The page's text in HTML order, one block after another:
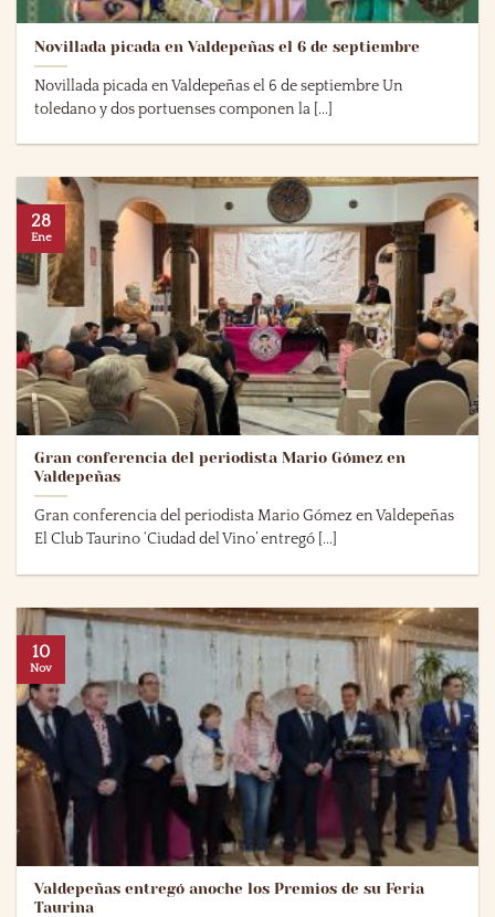
Novillada picada en Valdepeñas el 6 de septiembre
Novillada picada en Valdepeñas el 6 de septiembre Un
toledano y dos portuenses componen la [...]
Gran conferencia del periodista Mario Gómez en
Valdepeñas
Gran conferencia del periodista Mario Gómez en Valdepeñas
El Club Taurino ‘Ciudad del Vino’ entregó [...]
28
Ene
Valdepeñas entregó anoche los Premios de su Feria
Taurina
10
Nov